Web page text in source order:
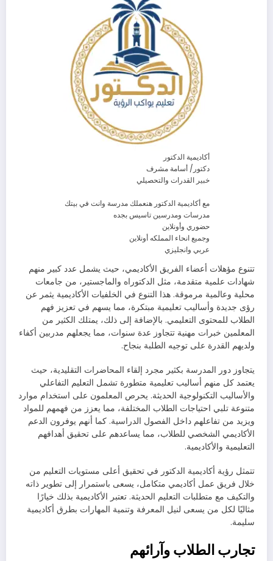
أكاديمية الدكتور
دكتور/ أسامة مشرف
خبير القدرات والتحصيلي
مع أكاديمية الدكتور هنعملك مدرسة وانت في بيتك
مدرسات ومدرسين تاسيس بجده
حضوري وأونلاين
وجميع انحاء المملكه أونلاين
عربي وانجليزي
تتنوع مؤهلات أعضاء الفريق الأكاديمي، حيث يشمل عدد كبير منهم
شهادات علمية متقدمة، مثل الدكتوراه والماجستير، من جامعات
محلية وعالمية مرموقة. هذا التنوع في الخلفيات الأكاديمية يثمر عن
رؤى جديدة وأساليب تعليمية مبتكرة، مما يسهم في تعزيز فهم
الطلاب للمحتوى التعليمي. بالإضافة إلى ذلك، يمتلك الكثير من
المعلمين خبرات مهنية تتجاوز عدة سنوات، مما يجعلهم مدربين أكفاء
ولديهم القدرة على توجيه الطلبة بنجاح.
يتجاوز دور المدرسة بكثير مجرد إلقاء المحاضرات التقليدية، حيث
يعتمد كل منهم أساليب تعليمية متطورة تشمل التعليم التفاعلي
والأساليب التكنولوجية الحديثة. يحرص المعلمون على استخدام موارد
متنوعة تلبي احتياجات الطلاب المختلفة، مما يعزز من فهمهم للمواد
ويزيد من تفاعلهم داخل الفصول الدراسية. كما أنهم يوفرون الدعم
الأكاديمي الشخصي للطلاب، مما يساعدهم على تحقيق أهدافهم
التعليمية والأكاديمية.
تتمثل رؤية أكاديمية الدكتور في تحقيق أعلى مستويات التعليم من
خلال فريق عمل أكاديمي متكامل، يسعى باستمرار إلى تطوير ذاته
والتكيف مع متطلبات التعليم الحديثة. تعتبر الأكاديمية بذلك خيارًا
مثاليًا لكل من يسعى لنيل المعرفة وتنمية المهارات بطرق أكاديمية
سليمة.
تجارب الطلاب وآرائهم